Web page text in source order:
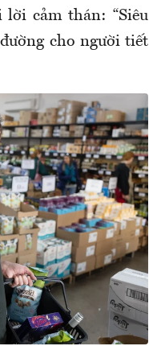
cảm thán: “Siêu
cho người tiết